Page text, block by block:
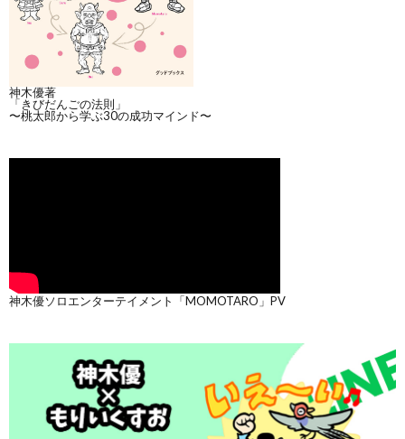
神木優著
「きびだんごの法則」
〜桃太郎から学ぶ30の成功マインド〜
神木優ソロエンターテイメント「MOMOTARO」PV